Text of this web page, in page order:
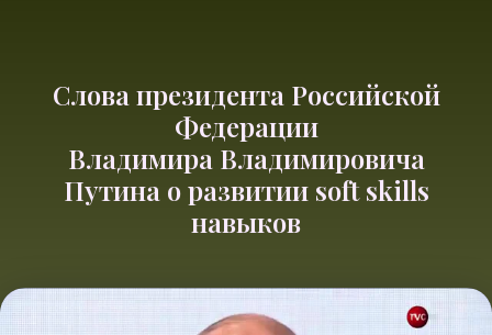
Слова президента Российской
Федерации
Владимира Владимировича
Путина о развитии soft skills
навыков